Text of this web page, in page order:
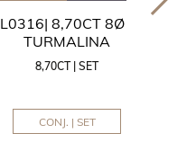
L0316| 8,70CT 8Ø -
TURMALINA
8,70CT | SET
CONJ. | SET